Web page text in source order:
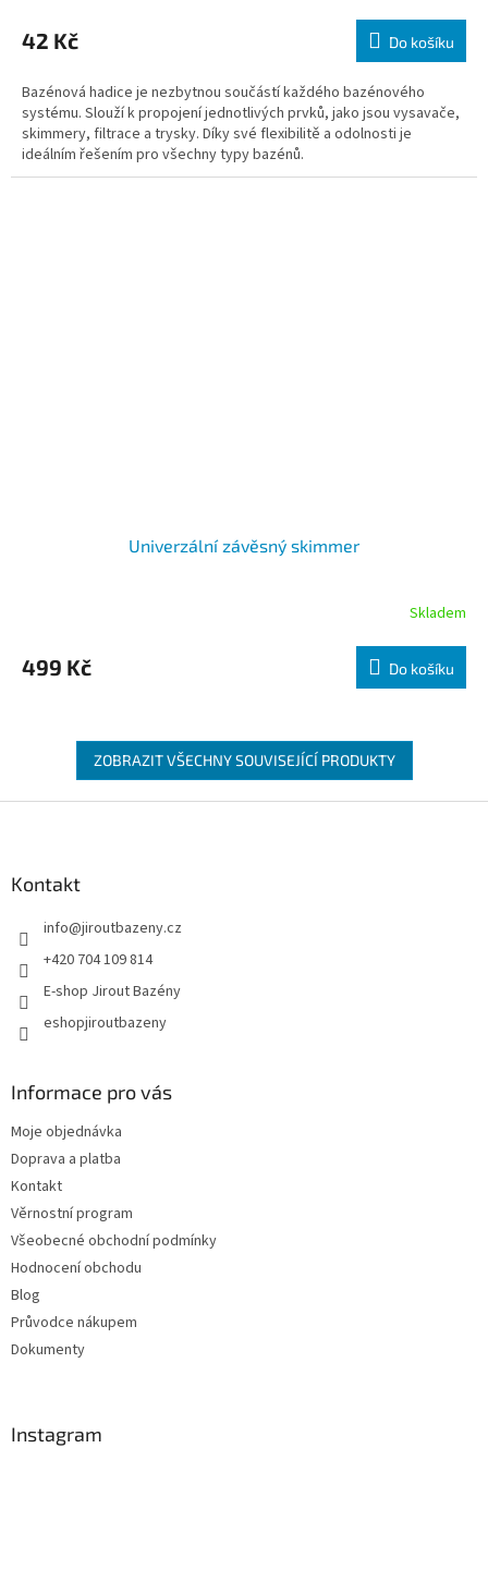
42 Kč Do košíku
Bazénová hadice je nezbytnou součástí každého bazénového
systému. Slouží k propojení jednotlivých prvků, jako jsou vysavače,
skimmery, filtrace a trysky. Díky své flexibilitě a odolnosti je
ideálním řešením pro všechny typy bazénů.
Univerzální závěsný skimmer
Skladem
499 Kč Do košíku
ZOBRAZIT VŠECHNY SOUVISEJÍCÍ PRODUKTY
Kontakt
info@jiroutbazeny.cz
+420 704 109 814
E-shop Jirout Bazény
eshopjiroutbazeny
Informace pro vás
Moje objednávka
Doprava a platba
Kontakt
Věrnostní program
Všeobecné obchodní podmínky
Hodnocení obchodu
Blog
Průvodce nákupem
Dokumenty
Instagram